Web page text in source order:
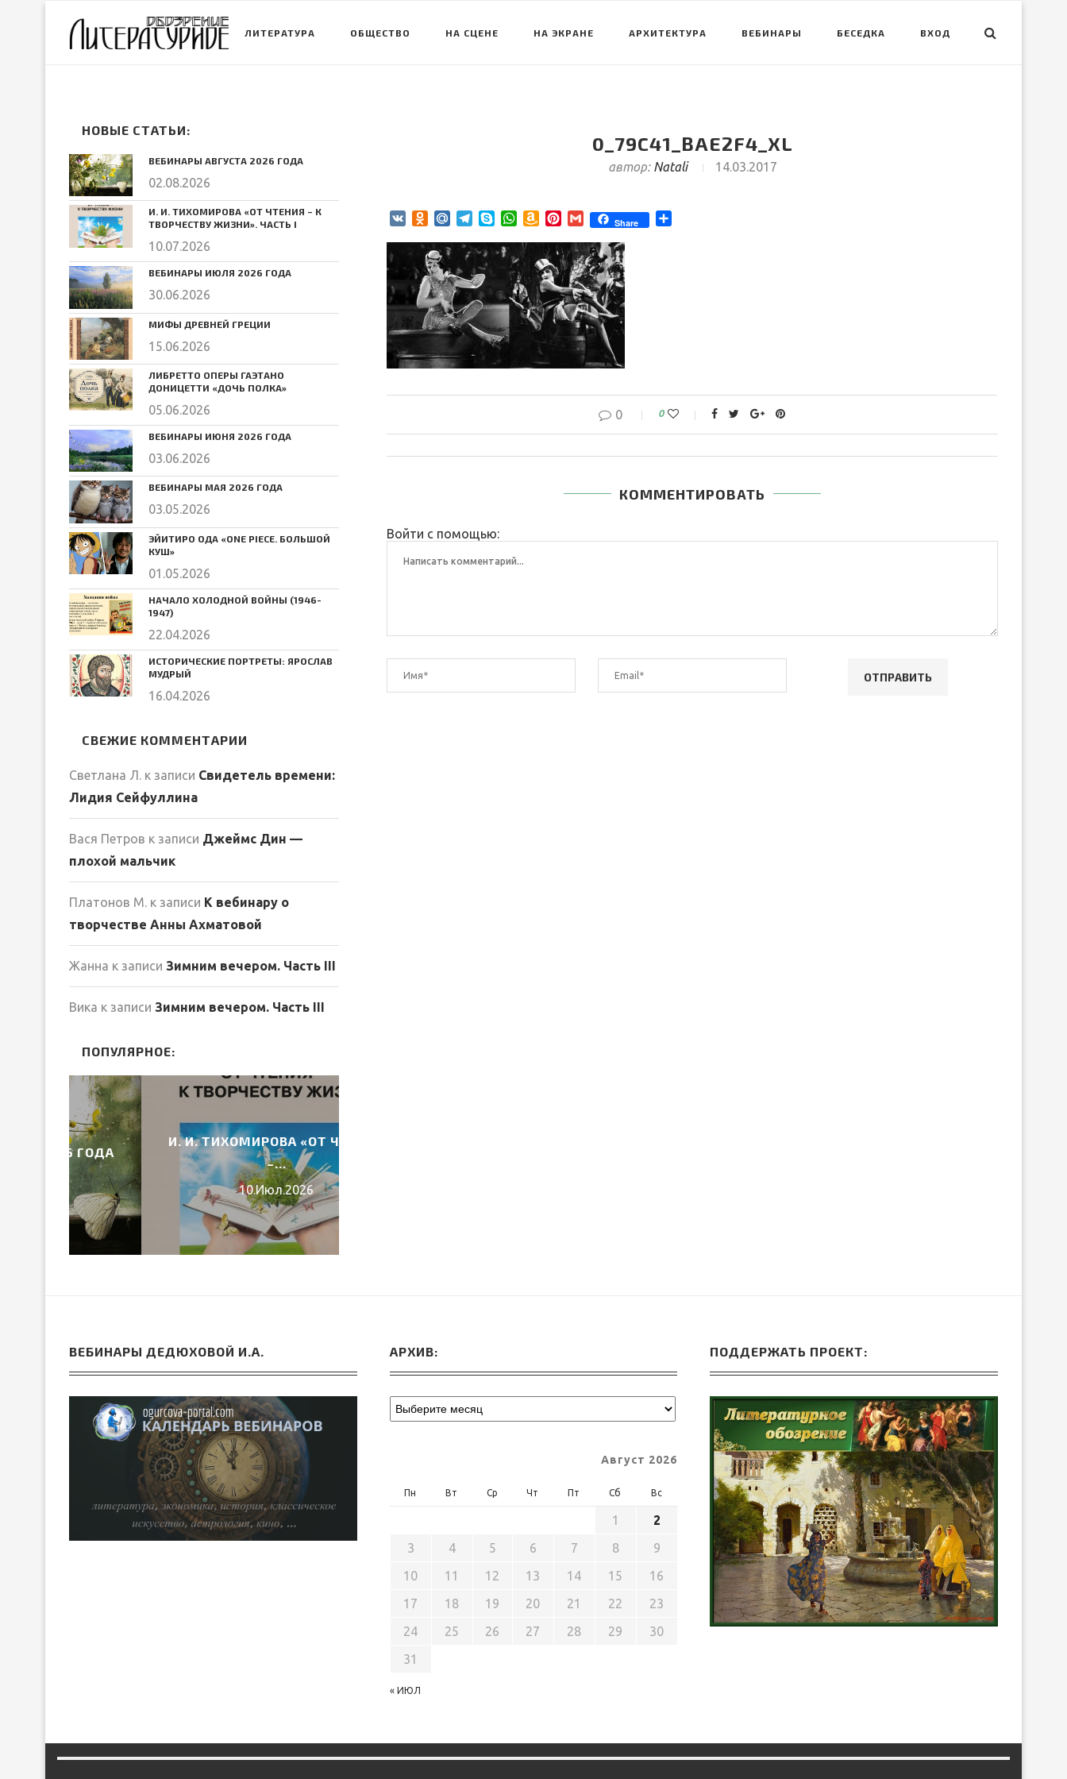
ЛИТЕРАТУРА ОБЩЕСТВО НА СЦЕНЕ НА ЭКРАНЕ АРХИТЕКТУРА ВЕБИНАРЫ БЕСЕДКА ВХОД
0_79C41_BAE2F4_XL
автор: Natali 14.03.2017
VK Odnoklassniki
Mail.RuTelegram
SkypeWhatsApp
Amazon
List
Pinterest
GmailShare
0 0
КОММЕНТИРОВАТЬ
Войти с помощью:
НОВЫЕ СТАТЬИ:
ВЕБИНАРЫ АВГУСТА 2026 ГОДА
02.08.2026
И. И. ТИХОМИРОВА «ОТ ЧТЕНИЯ – К
ТВОРЧЕСТВУ ЖИЗНИ». ЧАСТЬ I
10.07.2026
ВЕБИНАРЫ ИЮЛЯ 2026 ГОДА
30.06.2026
МИФЫ ДРЕВНЕЙ ГРЕЦИИ
15.06.2026
ЛИБРЕТТО ОПЕРЫ ГАЭТАНО
ДОНИЦЕТТИ «ДОЧЬ ПОЛКА»
05.06.2026
ВЕБИНАРЫ ИЮНЯ 2026 ГОДА
03.06.2026
ВЕБИНАРЫ МАЯ 2026 ГОДА
03.05.2026
ЭЙИТИРО ОДА «ONE PIECE. БОЛЬШОЙ
КУШ»
01.05.2026
НАЧАЛО ХОЛОДНОЙ ВОЙНЫ (1946-
1947)
22.04.2026
ИСТОРИЧЕСКИЕ ПОРТРЕТЫ: ЯРОСЛАВ
МУДРЫЙ
16.04.2026
СВЕЖИЕ КОММЕНТАРИИ
Светлана Л. к записи Свидетель времени:
Лидия Сейфуллина
Вася Петров к записи Джеймс Дин —
плохой мальчик
Платонов М. к записи К вебинару о
творчестве Анны Ахматовой
Жанна к записи Зимним вечером. Часть III
Вика к записи Зимним вечером. Часть III
ПОПУЛЯРНОЕ:
И. И. ТИХОМИРОВА «ОТ ЧТЕНИЯ
–...
10.Июл.2026
ВЕБИНАРЫ ДЕДЮХОВОЙ И.А. АРХИВ:
Август 2026
Пн Вт Ср Чт Пт Сб Вс
« ИЮЛ
1
2
3
4 5 6 7 8
9
10
11 12 13 14 15
16
17
18 19 20 21 22
23
24
25 26 27 28 29
30
31
ПОДДЕРЖАТЬ ПРОЕКТ: